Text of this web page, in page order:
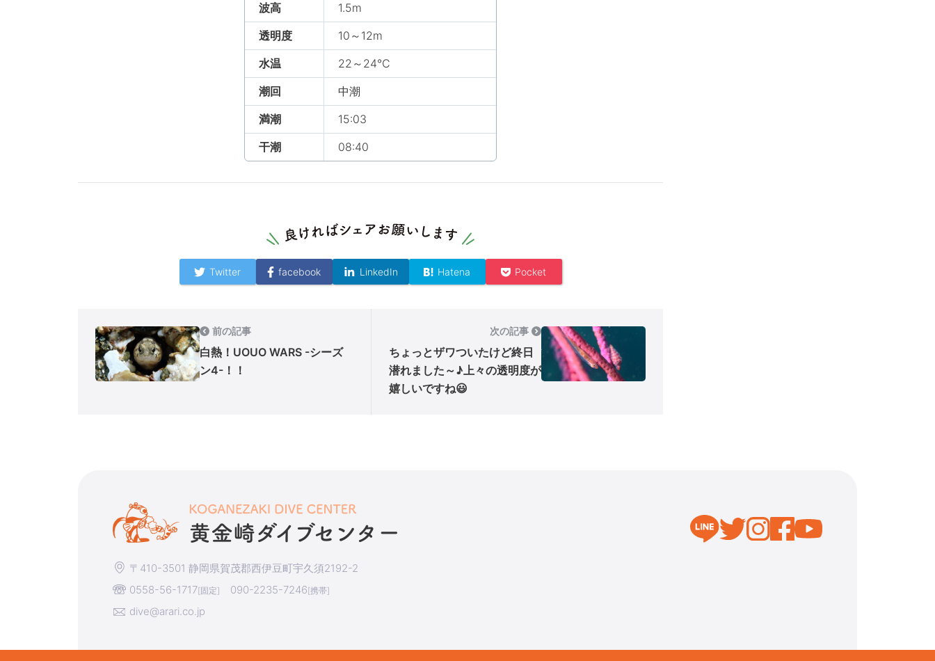
波高
1.5m
透明度
10～12m
水温
22～24℃
潮回
中潮
満潮
15:03
干潮
08:40
Twitter facebook LinkedIn Hatena Pocket
前の記事
白熱！UOUO WARS -シーズ
ン4-！！
次の記事
ちょっとザワついたけど終日
潜れました～♪上々の透明度が
嬉しいですね😃
〒410-3501 静岡県賀茂郡西伊豆町宇久須2192-2
0558-56-1717[固定] 090-2235-7246[携帯]
dive@arari.co.jp